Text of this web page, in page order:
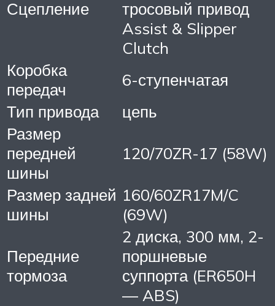
Сцепление
тросовый привод
Assist & Slipper
Clutch
Коробка
передач
6-ступенчатая
Тип привода
цепь
Размер
передней
шины
120/70ZR-17 (58W)
Размер задней
шины
160/60ZR17M/C
(69W)
Передние
тормоза
2 диска, 300 мм, 2-
поршневые
суппорта (ER650H
— ABS)